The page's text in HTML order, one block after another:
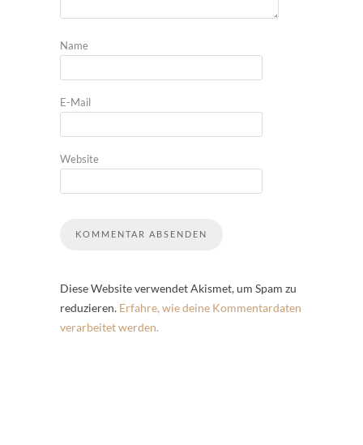
Name
E-Mail
Website
Diese Website verwendet Akismet, um Spam zu
reduzieren. Erfahre, wie deine Kommentardaten
verarbeitet werden.